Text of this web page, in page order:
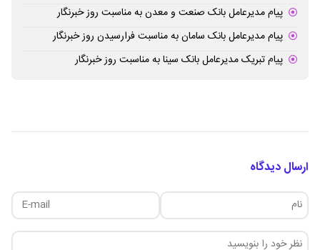
پیام مدیرعامل بانک صنعت و معدن به مناسبت روز خبرنگار
پیام مدیرعامل بانک سامان به مناسبت فرارسیدن روز خبرنگار
پیام تبریک مدیرعامل بانک سینا به مناسبت روز خبرنگار
ارسال دیدگاه